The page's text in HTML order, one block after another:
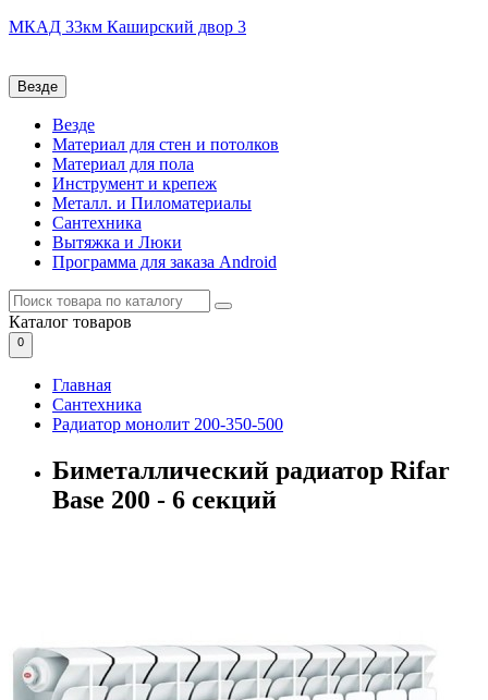
МКАД 33км Каширский двор 3
Везде
Везде
Материал для стен и потолков
Материал для пола
Инструмент и крепеж
Металл. и Пиломатериалы
Сантехника
Вытяжка и Люки
Программа для заказа Android
Каталог товаров
0
Главная
Сантехника
Радиатор монолит 200-350-500
Биметаллический радиатор Rifar
Base 200 - 6 секций